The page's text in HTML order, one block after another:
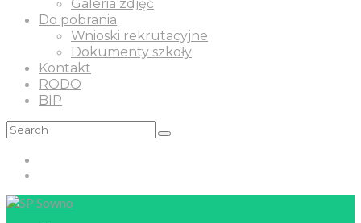
Galeria zdjęć
Do pobrania
Wnioski rekrutacyjne
Dokumenty szkoły
Kontakt
RODO
BIP